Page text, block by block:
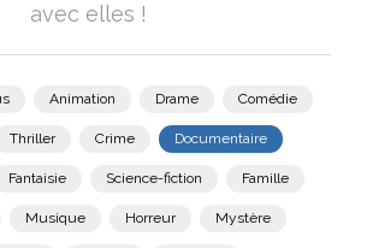
avec elles !
Animation Drame Comédie
Thriller Crime Documentaire
Fantaisie Science-fiction Famille
Musique Horreur Mystère